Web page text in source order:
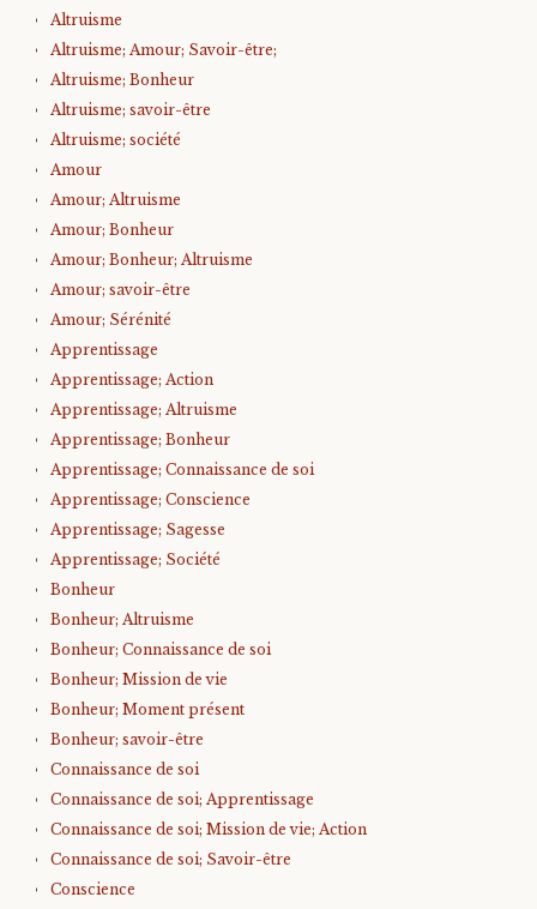
Altruisme
Altruisme; Amour; Savoir-être;
Altruisme; Bonheur
Altruisme; savoir-être
Altruisme; société
Amour
Amour; Altruisme
Amour; Bonheur
Amour; Bonheur; Altruisme
Amour; savoir-être
Amour; Sérénité
Apprentissage
Apprentissage; Action
Apprentissage; Altruisme
Apprentissage; Bonheur
Apprentissage; Connaissance de soi
Apprentissage; Conscience
Apprentissage; Sagesse
Apprentissage; Société
Bonheur
Bonheur; Altruisme
Bonheur; Connaissance de soi
Bonheur; Mission de vie
Bonheur; Moment présent
Bonheur; savoir-être
Connaissance de soi
Connaissance de soi; Apprentissage
Connaissance de soi; Mission de vie; Action
Connaissance de soi; Savoir-être
Conscience